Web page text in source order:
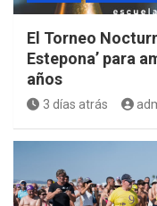
El Torneo
Estepona’ para
años
3 días atrás